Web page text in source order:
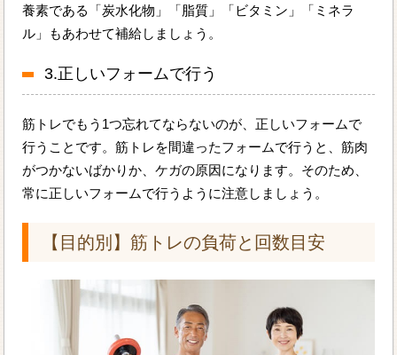
養素である「炭水化物」「脂質」「ビタミン」「ミネラ
ル」もあわせて補給しましょう。
3.正しいフォームで行う
筋トレでもう1つ忘れてならないのが、正しいフォームで
行うことです。筋トレを間違ったフォームで行うと、筋肉
がつかないばかりか、ケガの原因になります。そのため、
常に正しいフォームで行うように注意しましょう。
【目的別】筋トレの負荷と回数目安